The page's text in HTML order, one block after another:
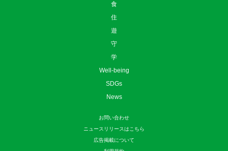
食
住
遊
守
学
Well-being
SDGs
News
お問い合わせ
ニュースリリースはこちら
広告掲載について